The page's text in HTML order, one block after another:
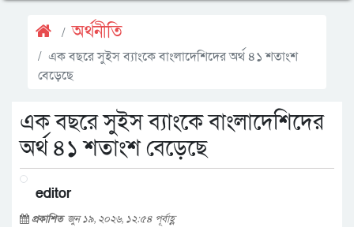
অর্থনীতি
এক বছরে সুইস ব্যাংকে বাংলাদেশিদের অর্থ ৪১ শতাংশ
বেড়েছে
এক বছরে সুইস ব্যাংকে বাংলাদেশিদের
অর্থ ৪১ শতাংশ বেড়েছে
editor
প্রকাশিত জুন ১৯, ২০২৬, ১২:৫৪ পূর্বাহ্ণ